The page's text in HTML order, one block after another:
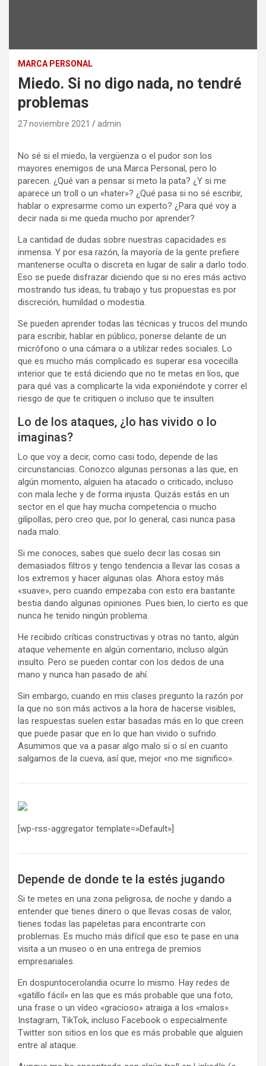
MARCA PERSONAL
Miedo. Si no digo nada, no tendré
problemas
27 noviembre 2021 admin
No sé si el miedo, la vergüenza o el pudor son los
mayores enemigos de una Marca Personal, pero lo
parecen. ¿Qué van a pensar si meto la pata? ¿Y si me
aparece un troll o un «hater»? ¿Qué pasa si no sé escribir,
hablar o expresarme como un experto? ¿Para qué voy a
decir nada si me queda mucho por aprender?
La cantidad de dudas sobre nuestras capacidades es
inmensa. Y por esa razón, la mayoría de la gente prefiere
mantenerse oculta o discreta en lugar de salir a darlo todo.
Eso se puede disfrazar diciendo que si no eres más activo
mostrando tus ideas, tu trabajo y tus propuestas es por
discreción, humildad o modestia.
Se pueden aprender todas las técnicas y trucos del mundo
para escribir, hablar en público, ponerse delante de un
micrófono o una cámara o a utilizar redes sociales. Lo
que es mucho más complicado es superar esa vocecilla
interior que te está diciendo que no te metas en líos, que
para qué vas a complicarte la vida exponiéndote y correr el
riesgo de que te critiquen o incluso que te insulten.
Lo de los ataques, ¿lo has vivido o lo
imaginas?
Lo que voy a decir, como casi todo, depende de las
circunstancias. Conozco algunas personas a las que, en
algún momento, alguien ha atacado o criticado, incluso
con mala leche y de forma injusta. Quizás estás en un
sector en el que hay mucha competencia o mucho
gilipollas, pero creo que, por lo general, casi nunca pasa
nada malo.
Si me conoces, sabes que suelo decir las cosas sin
demasiados filtros y tengo tendencia a llevar las cosas a
los extremos y hacer algunas olas. Ahora estoy más
«suave», pero cuando empezaba con esto era bastante
bestia dando algunas opiniones. Pues bien, lo cierto es que
nunca he tenido ningún problema.
He recibido críticas constructivas y otras no tanto, algún
ataque vehemente en algún comentario, incluso algún
insulto. Pero se pueden contar con los dedos de una
mano y nunca han pasado de ahí.
Sin embargo, cuando en mis clases pregunto la razón por
la que no son más activos a la hora de hacerse visibles,
las respuestas suelen estar basadas más en lo que creen
que puede pasar que en lo que han vivido o sufrido.
Asumimos que va a pasar algo malo sí o sí en cuanto
salgamos de la cueva, así que, mejor «no me significo».
[wp-rss-aggregator template=»Default»]
Depende de donde te la estés jugando
Si te metes en una zona peligrosa, de noche y dando a
entender que tienes dinero o que llevas cosas de valor,
tienes todas las papeletas para encontrarte con
problemas. Es mucho más difícil que eso te pase en una
visita a un museo o en una entrega de premios
empresariales.
En dospuntocerolandia ocurre lo mismo. Hay redes de
«gatillo fácil» en las que es más probable que una foto,
una frase o un vídeo «gracioso» atraiga a los «malos».
Instagram, TikTok, incluso Facebook o especialmente
Twitter son sitios en los que es más probable que alguien
entre al ataque.